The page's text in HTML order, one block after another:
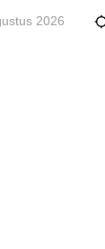
2026